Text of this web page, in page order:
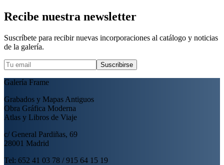
Recibe nuestra newsletter
Suscríbete para recibir nuevas incorporaciones al catálogo y noticias
de la galería.
Suscribirse
Galería Frame
Grabados y Mapas Antiguos
Obra Gráfica Moderna
Atlas y Libros de Viaje
c/ General Pardiñas, 69
28001 Madrid
Tel: 652 41 03 78 / 915 64 15 19